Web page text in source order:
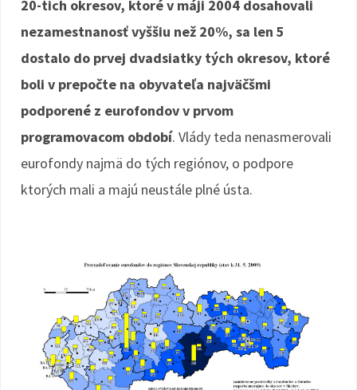
20-tich okresov, ktoré v máji 2004 dosahovali
nezamestnanosť vyššiu než 20%, sa len 5
dostalo do prvej dvadsiatky tých okresov, ktoré
boli v prepočte na obyvateľa najväčšmi
podporené z eurofondov v prvom
programovacom období. Vlády teda nenasmerovali
eurofondy najmä do tých regiónov, o podpore
ktorých mali a majú neustále plné ústa.